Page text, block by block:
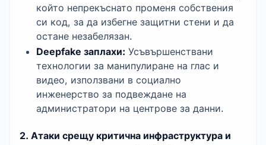
който непрекъснато променя собствения
си код, за да избегне защитни стени и да
остане незабелязан.
Deepfake заплахи: Усъвършенствани
технологии за манипулиране на глас и
видео, използвани в социално
инженерство за подвеждане на
администратори на центрове за данни.
2. Атаки срещу критична инфраструктура и